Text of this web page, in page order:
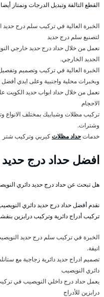
القطع التالفة وتبديل الدرجات ونمتاز
الخبرة العالية في تركيب سلم درج
لتصنيع سلم درج حديد
نعمل من خلال حداد درج حديد خارجي
الحديد الخارجي.
الخبرة العالية في تركيب وتصميم
وبخبرات محلية واجنبية وعلى ايدي
نعمل من خلال حداد ابواب حديد الكويت
الاحجام
تركيب مظلات وشبابيك بمختلف الانواع
وشترات.
خدماتحداد مظلاتكيربي وتركيب شتر
افضل حداد درج حديد
هل تبحث عن حداد درج حديد دائري
نقدم أفضل حداد درج حديد دائري
تركيب أدراج دائرية وتركيب درابزين
الخبرة في تركيب سلم درج حديد
انيقة.
تصميم ادراج حديد دائرية زجاجية مع
دائري النويصيب
يعمل حداد درج داخلي النويصيب في
درابزين للأدراج